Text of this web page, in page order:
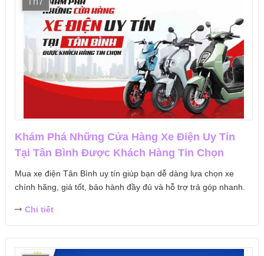
Khám Phá Những Cửa Hàng Xe Điện Uy Tín
Tại Tân Bình Được Khách Hàng Tin Chọn
Mua xe điện Tân Bình uy tín giúp bạn dễ dàng lựa chọn xe
chính hãng, giá tốt, bảo hành đầy đủ và hỗ trợ trả góp nhanh.
Chi tiết